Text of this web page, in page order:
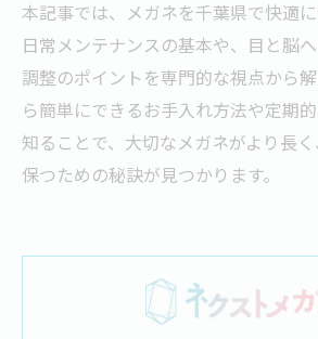
本記事では、メガネを千葉県で快適
日常メンテナンスの基本や、目と脳
調整のポイントを専門的な視点から
ら簡単にできるお手入れ方法や定期
知ることで、大切なメガネがより長
保つための秘訣が見つかります。